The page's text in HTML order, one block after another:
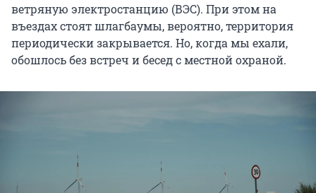
ветряную электростанцию (ВЭС). При этом на
въездах стоят шлагбаумы, вероятно, территория
периодически закрывается. Но, когда мы ехали,
обошлось без встреч и бесед с местной охраной.